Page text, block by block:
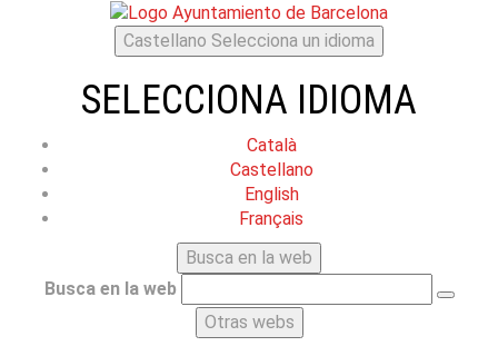
Castellano Selecciona un idioma
SELECCIONA IDIOMA
Català
Castellano
English
Français
Busca en la web
Busca en la web
Otras webs